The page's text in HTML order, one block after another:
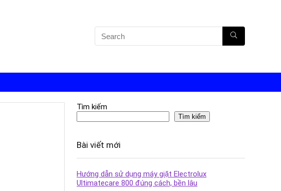
Tìm kiếm
Tìm kiếm
Bài viết mới
Hướng dẫn sử dụng máy giặt Electrolux
Ultimatecare 800 đúng cách, bền lâu